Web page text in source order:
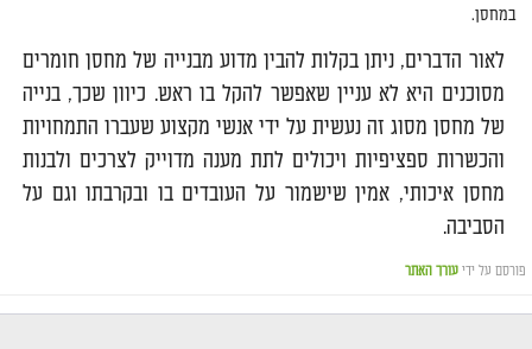
במחסן.
לאור הדברים, ניתן בקלות להבין מדוע מבנייה של מחסן חומרים
מסוכנים היא לא עניין שאפשר להקל בו ראש. כיוון שכך, בנייה
של מחסן מסוג זה נעשית על ידי אנשי מקצוע שעברו התמחויות
והכשרות ספציפיות ויכולים לתת מענה מדוייק לצרכים ולבנות
מחסן איכותי, אמין שישמור על העובדים בו ובקרבתו וגם על
הסביבה.
פורסם על ידי עורך האתר